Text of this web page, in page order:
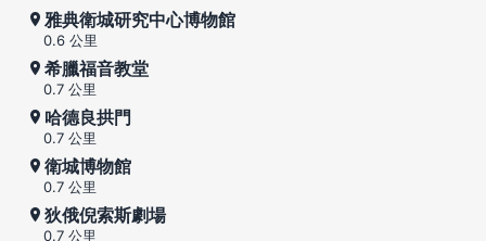
雅典衛城研究中心博物館
0.6 公里
希臘福音教堂
0.7 公里
哈德良拱門
0.7 公里
衛城博物館
0.7 公里
狄俄倪索斯劇場
0.7 公里